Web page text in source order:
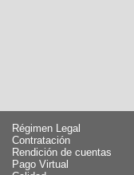
Régimen Legal
Contratación
Rendición de cuentas
Pago Virtual